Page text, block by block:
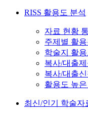
RISS 활용도 분석
자료 현황
주제별 활
학술지 활
복사/대출
복사/대출
활용도 높은
최신/인기 학술자